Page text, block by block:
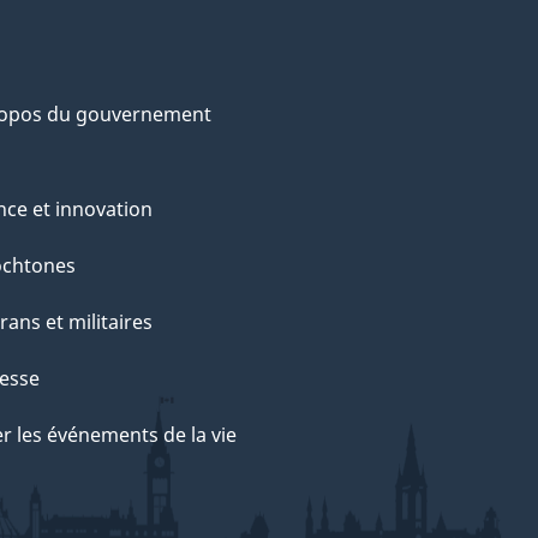
du gouvernement
et innovation
et militaires
les événements de la vie